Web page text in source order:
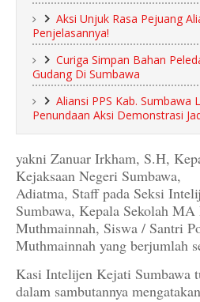
Aksi Unjuk Rasa Pejuang
Penjelasannya!
Curiga Simpan Bahan
Gudang Di Sumbawa
Aliansi PPS Kab. Sumbawa
Penundaan Aksi Demonstrasi
yakni Zanuar Irkham, S.H,
Kejaksaan Negeri Sumbawa,
Adiatma, Staff pada Seksi
Sumbawa, Kepala Sekolah
Muthmainnah, Siswa / Santri
Muthmainnah yang berjumlah
Kasi Intelijen Kejati Sumbawa
dalam sambutannya